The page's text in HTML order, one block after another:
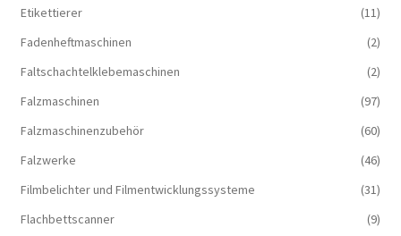
Etikettierer
(11)
Fadenheftmaschinen
(2)
Faltschachtelklebemaschinen
(2)
Falzmaschinen
(97)
Falzmaschinenzubehör
(60)
Falzwerke
(46)
Filmbelichter und Filmentwicklungssysteme
(31)
Flachbettscanner
(9)